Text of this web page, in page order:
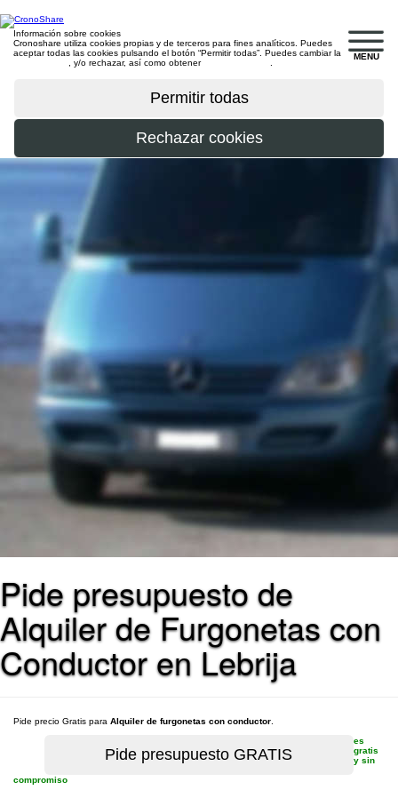
MENU
Información sobre cookies
Cronoshare utiliza cookies propias y de terceros para fines analíticos. Puedes
aceptar todas las cookies pulsando el botón “Permitir todas”. Puedes cambiar la
, y/o rechazar, así como obtener
Pide presupuesto de
Alquiler de Furgonetas con
Conductor en Lebrija
Pide precio Gratis para Alquiler de furgonetas con conductor
es
gratis
y sin
compromiso